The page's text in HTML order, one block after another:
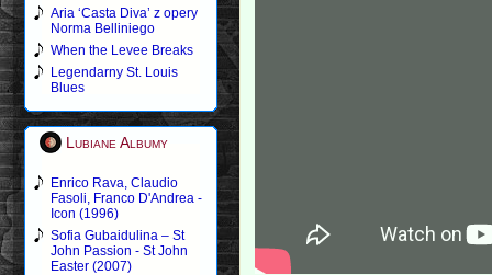
Aria ‘Casta Diva’ z opery
Norma Belliniego
When the Levee Breaks
Legendarny St. Louis
Blues
Lubiane Albumy
Enrico Rava, Claudio
Fasoli, Franco D'Andrea -
Icon (1996)
Sofia Gubaidulina – St
John Passion - St John
Easter (2007)